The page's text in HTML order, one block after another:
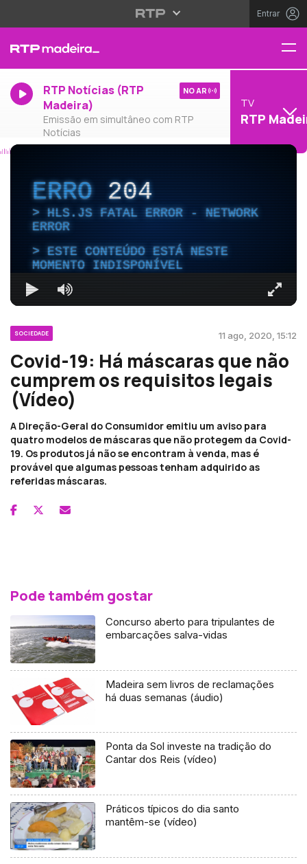
Entrar
RTP Notícias (RTP
Madeira)
Emissão em simultâneo com RTP
Notícias
NO AR
TV
RTP
ERRO204
HLS.JS FATAL ERROR - NETWORK
ERROR
ESTE CONTEÚDO ESTÁ NESTE
MOMENTO INDISPONÍVEL
SOCIEDADE 11 ago, 2020, 15:12
Covid-19: Há máscaras que não
cumprem os requisitos legais
(Vídeo)
A Direção-Geral do Consumidor emitiu um aviso para
quatro modelos de máscaras que não protegem da Covid-
19. Os produtos já não se encontram à venda, mas é
provável que algumas pessoas tenham adquirido as
referidas máscaras.
Pode também gostar
Concurso aberto para tripulantes de
embarcações salva-vidas
Madeira sem livros de reclamações
há duas semanas (áudio)
Ponta da Sol investe na tradição do
Cantar dos Reis (vídeo)
Práticos típicos do dia santo
mantêm-se (vídeo)